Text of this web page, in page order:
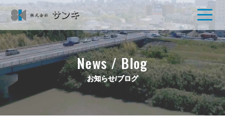
News / Blog
お知らせ/ブログ